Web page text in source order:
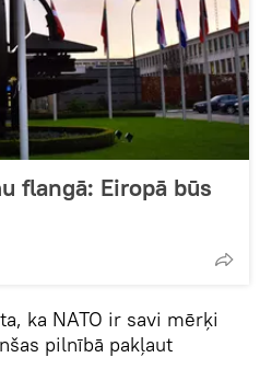
flangā: Eiropā būs
ka NATO ir savi mērķi
pilnībā pakļaut